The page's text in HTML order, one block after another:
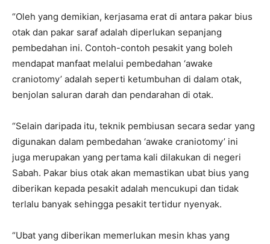
“Oleh yang demikian, kerjasama erat di antara pakar bius
otak dan pakar saraf adalah diperlukan sepanjang
pembedahan ini. Contoh-contoh pesakit yang boleh
mendapat manfaat melalui pembedahan ‘awake
craniotomy’ adalah seperti ketumbuhan di dalam otak,
benjolan saluran darah dan pendarahan di otak.
“Selain daripada itu, teknik pembiusan secara sedar yang
digunakan dalam pembedahan ‘awake craniotomy’ ini
juga merupakan yang pertama kali dilakukan di negeri
Sabah. Pakar bius otak akan memastikan ubat bius yang
diberikan kepada pesakit adalah mencukupi dan tidak
terlalu banyak sehingga pesakit tertidur nyenyak.
“Ubat yang diberikan memerlukan mesin khas yang